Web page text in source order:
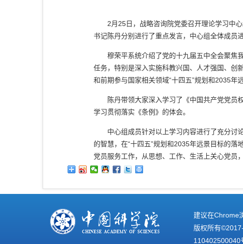
2月 25日，战略咨询院党委召开理论学习中
书记陈丹分别进行了重点发言，中心组全体成员
穆荣平系统介绍了党的十九届五中全会聚焦
任务，特别是深入实施科教兴国、人才强国、创
和前期参与国家相关领域“十四五”规划和2035年
陈丹带领大家深入学习了《中国共产党党员
学习贯彻落实《条例》的体会。
中心组成员针对以上学习内容进行了充分讨
的智慧，在“十四五”规划和2035年远景目标的落
党员服务工作，从思想、工作、生活上关心党员
建议在Chrome
版权所有©2017-
110402500040